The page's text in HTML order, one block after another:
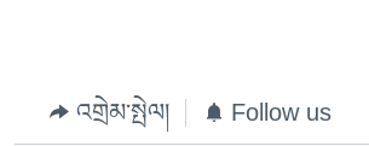
འགྲེམ་སྤེལ། Follow us